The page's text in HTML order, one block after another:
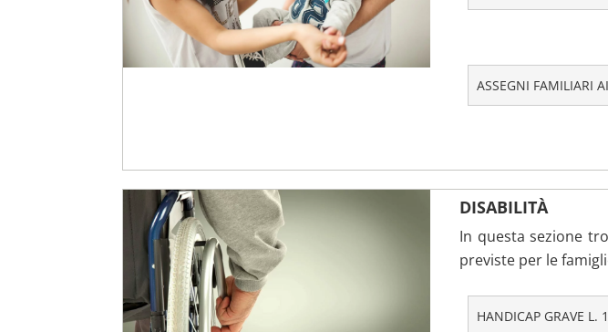
ASSEGNI FAMILIARI
DISABILITÀ
In questa sezione
previste per le
HANDICAP GRAVE L.